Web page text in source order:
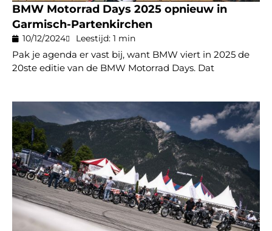
BMW Motorrad Days 2025 opnieuw in
Garmisch-Partenkirchen
10/12/2024 Leestijd: 1 min
Pak je agenda er vast bij, want BMW viert in 2025 de
20ste editie van de BMW Motorrad Days. Dat